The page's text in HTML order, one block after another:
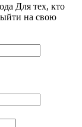
Для тех, кто
на свою